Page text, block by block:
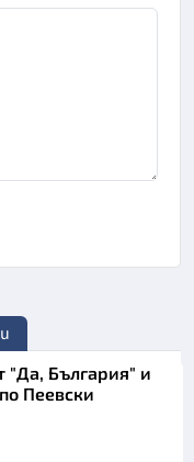
"Да, България" и
Пеевски